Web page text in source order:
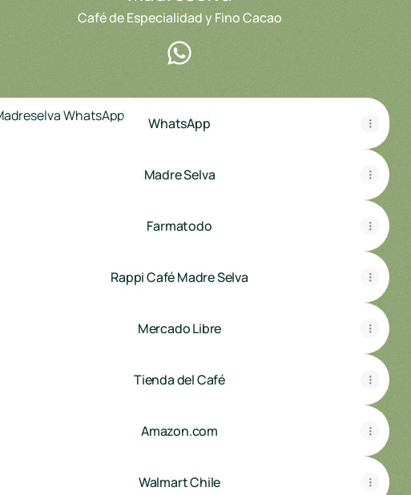
Café de Especialidad y Fino Cacao
WhatsApp
Madre Selva
Farmatodo
Rappi Café Madre Selva
Mercado Libre
Tienda del Café
Amazon.com
Walmart Chile